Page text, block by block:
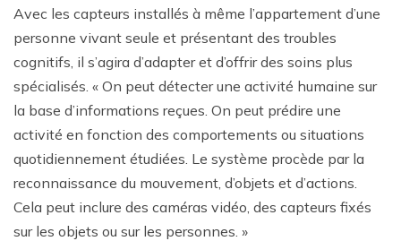
Avec les capteurs installés à même l’appartement d’une
personne vivant seule et présentant des troubles
cognitifs, il s’agira d’adapter et d’offrir des soins plus
spécialisés. « On peut détecter une activité humaine sur
la base d’informations reçues. On peut prédire une
activité en fonction des comportements ou situations
quotidiennement étudiées. Le système procède par la
reconnaissance du mouvement, d’objets et d’actions.
Cela peut inclure des caméras vidéo, des capteurs fixés
sur les objets ou sur les personnes. »